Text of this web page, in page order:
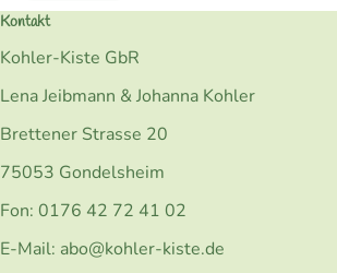
Kontakt
Kohler-Kiste GbR
Lena Jeibmann & Johanna Kohler
Brettener Strasse 20
75053 Gondelsheim
Fon: 0176 42 72 41 02
E-Mail: abo@kohler-kiste.de